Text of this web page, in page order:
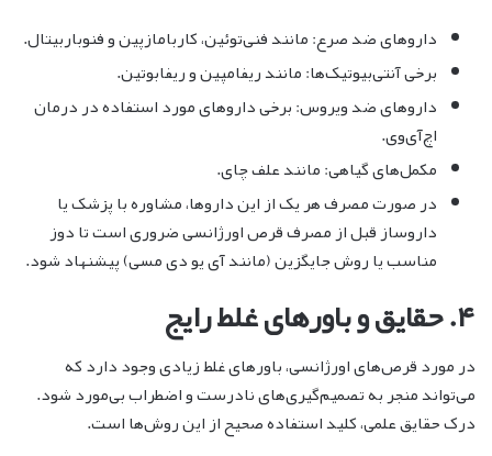
داروهای ضد صرع: مانند فنی‌توئین، کاربامازپین و فنوباربیتال.
برخی آنتی‌بیوتیک‌ها: مانند ریفامپین و ریفابوتین.
داروهای ضد ویروس: برخی داروهای مورد استفاده در درمان
اچ‌آی‌وی.
مکمل‌های گیاهی: مانند علف چای.
در صورت مصرف هر یک از این داروها، مشاوره با پزشک یا
داروساز قبل از مصرف قرص اورژانسی ضروری است تا دوز
مناسب یا روش جایگزین (مانند آی یو دی مسی) پیشنهاد شود.
۴. حقایق و باورهای غلط رایج
در مورد قرص‌های اورژانسی، باورهای غلط زیادی وجود دارد که
می‌تواند منجر به تصمیم‌گیری‌های نادرست و اضطراب بی‌مورد شود.
درک حقایق علمی، کلید استفاده صحیح از این روش‌ها است.